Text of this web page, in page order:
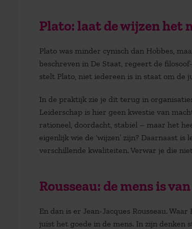
Plato: laat de wijzen het
Plato was minder cynisch dan Hobbes,
beschreven in De Staat, regeert de
stelt Plato, niet iedereen is in staat om de
In de praktijk zie je dit terug in
Leiderschap is hier geen kwestie van
rationeel, doordacht, stabiel – maar het
eigenlijk wie de ‘wijzen’ zijn? Daarnaast
verschillende kwaliteiten. Verwar je die
Rousseau: de mens is
En dan is er Jean-Jacques Rousseau.
juist het goede in de mens. In zijn denken